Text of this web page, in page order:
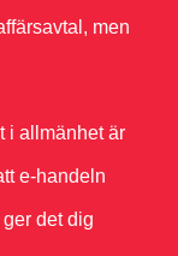
men
i allmänhet är
e-handeln
det dig